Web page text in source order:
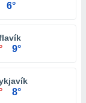
6°
9°
8°